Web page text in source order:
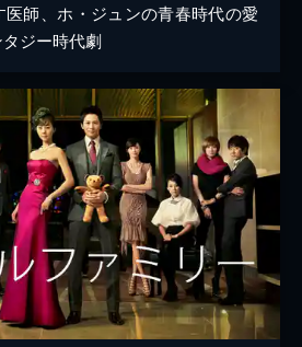
師、ホ・ジュンの青春時代の愛
ジー時代劇